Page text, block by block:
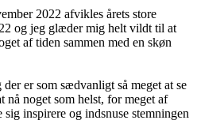
2022 afvikles årets store
og jeg glæder mig helt vildt til at
af tiden sammen med en skøn
er som sædvanligt så meget at se
nå noget som helst, for meget af
sig inspirere og indsnuse stemningen